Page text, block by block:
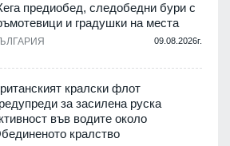
предиобед, следобедни бури с
и градушки на места
09.08.2026г.
кралски флот
за засилена руска
във водите около
кралство